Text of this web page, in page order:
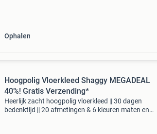
Ophalen
Hoogpolig Vloerkleed Shaggy MEGADEAL
40%! Gratis Verzending*
Heerlijk zacht hoogpolig vloerkleed || 30 dagen
bedenktijd || 20 afmetingen & 6 kleuren maten en